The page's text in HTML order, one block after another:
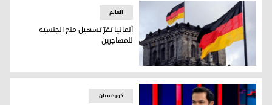
ألمانيا تقرّ تسهيل منح الجنسية للمهاجرين
العالم
ألمانيا تقرّ تسهيل منح الجنسية
للمهاجرين
کوردستان